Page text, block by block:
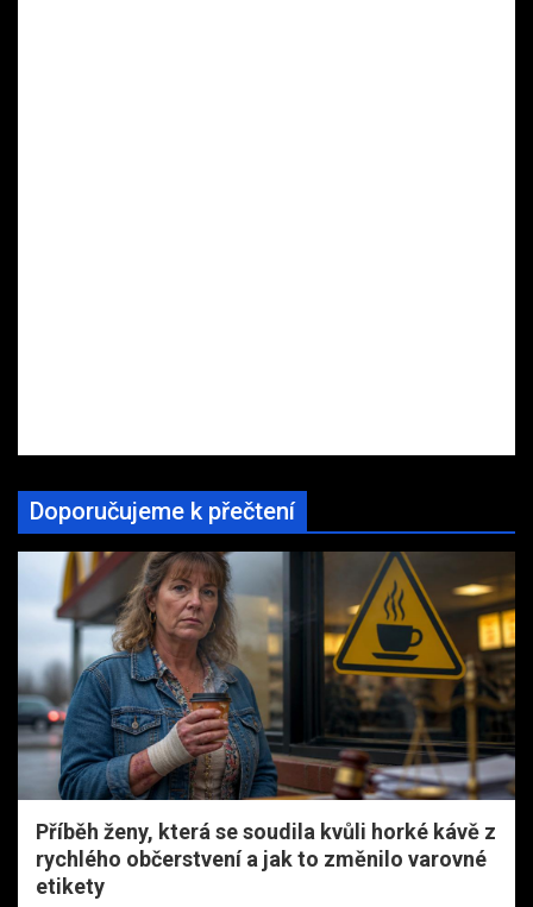
Doporučujeme k přečtení
Příběh ženy, která se soudila kvůli horké kávě z
rychlého občerstvení a jak to změnilo varovné
etikety